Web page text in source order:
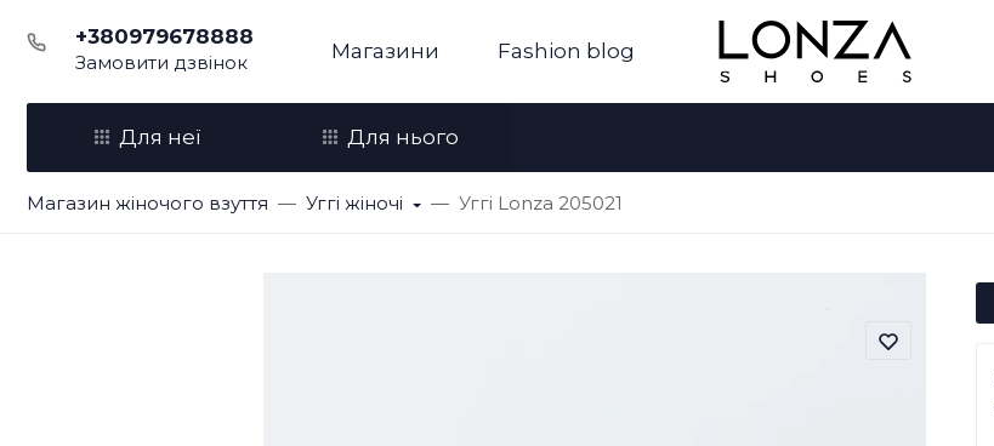
+380979678888
Замовити дзвінок Магазини Fashion blog
Для неї Для нього
Магазин жіночого взуття Уггі жіночі Уггі Lonza 205021